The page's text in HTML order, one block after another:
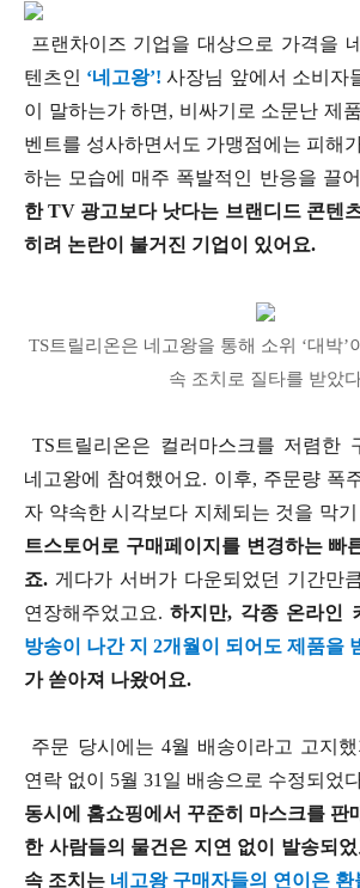
프랜차이즈 기업을 대상으로 가격을
텐츠인 ‘네고왕’! 사장님 앞에서 소비자
이 말하는가 하면, 비싸기로 소문난 제
벤트를 성사하면서도 가맹점에는 피해
하는 모습에 매주 폭발적인 반응을 끌
한 TV 광고보다 낫다는 브랜디드 콘텐
히려 논란이 불거진 기업이 있어요.
TS트릴리온은 네고왕을 통해 소위 ‘대박’
속 조치로 질타를 받았
TS트릴리온은 컬러마스크를 저렴한
네고왕에 참여했어요. 이후, 주문량 폭
자 약속한 시각보다 지체되는 것을 막기
트스토어로 구매페이지를 변경하는 빠
죠. 게다가 서버가 다운되었던 기간만
연장해주었고요.하지만, 각종 온라인
방송이 나간 지 2개월이 되어도 제품을
가 쏟아져 나왔어요.
주문 당시에는 4월 배송이라고 고지
연락 없이 5월 31일 배송으로 수정되었
동시에 홈쇼핑에서 꾸준히 마스크를 판
한 사람들의 물건은 지연 없이 발송되
속 조치는 네고왕 구매자들의 연이은 환